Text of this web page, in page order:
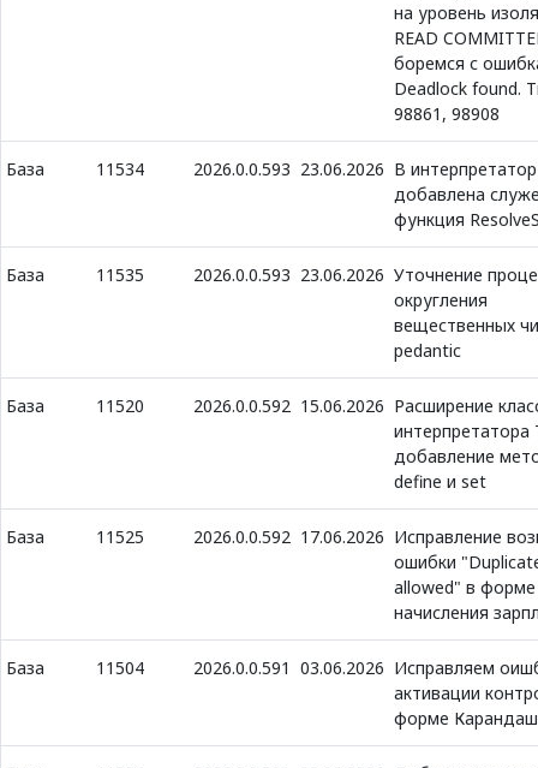
на уровень
READ
боремся с
Deadlock found.
98861, 98908
База 11534 2026.0.0.593 23.06.2026 В интерпретатор
добавлена
функция
База 11535 2026.0.0.593 23.06.2026 Уточнение
округления
вещественных
pedantic
База 11520 2026.0.0.592 15.06.2026 Расширение
интерпретатора
добавление
define и set
База 11525 2026.0.0.592 17.06.2026 Исправление
ошибки
allowed" в форме
начисления
База 11504 2026.0.0.591 03.06.2026 Исправляем
активации
форме Карандаш